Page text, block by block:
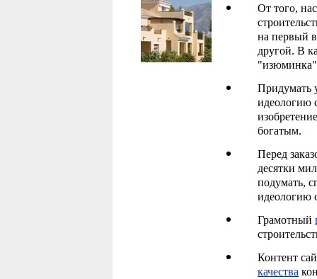
От того,
на первый
другой. В
Придумать
идеологию
богатым.
Перед
десятки
подумать,
идеологию
Грамотный
Контент
качества